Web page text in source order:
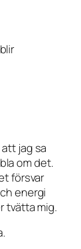
jag sa
om det.
försvar
energi
tvätta mig.